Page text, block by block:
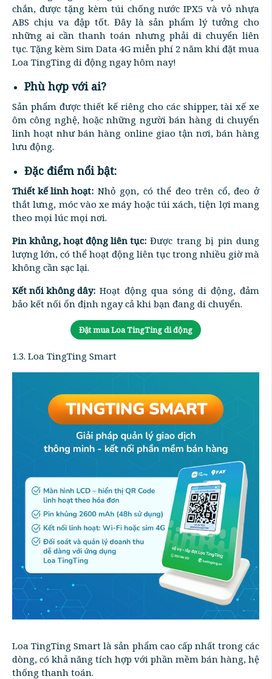
chắn, được tặng kèm túi chống nước IPX5 và vỏ nhựa
ABS chịu va đập tốt. Đây là sản phẩm lý tưởng cho
những ai cần thanh toán nhưng phải di chuyển liên
tục. Tặng kèm Sim Data 4G miễn phí 2 năm khi đặt mua
Loa TingTing di động ngay hôm nay!
Phù hợp với ai?
Sản phẩm được thiết kế riêng cho các shipper, tài xế xe
ôm công nghệ, hoặc những người bán hàng di chuyển
linh hoạt như bán hàng online giao tận nơi, bán hàng
lưu động.
Đặc điểm nổi bật:
Thiết kế linh hoạt: Nhỏ gọn, có thể đeo trên cổ, đeo ở
thắt lưng, móc vào xe máy hoặc túi xách, tiện lợi mang
theo mọi lúc mọi nơi.
Pin khủng, hoạt động liên tục: Được trang bị pin dung
lượng lớn, có thể hoạt động liên tục trong nhiều giờ mà
không cần sạc lại.
Kết nối không dây: Hoạt động qua sóng di động, đảm
bảo kết nối ổn định ngay cả khi bạn đang di chuyển.
Đặt mua Loa TingTing di động
1.3. Loa TingTing Smart
Loa TingTing Smart là sản phẩm cao cấp nhất trong các
dòng, có khả năng tích hợp với phần mềm bán hàng, hệ
thống thanh toán.